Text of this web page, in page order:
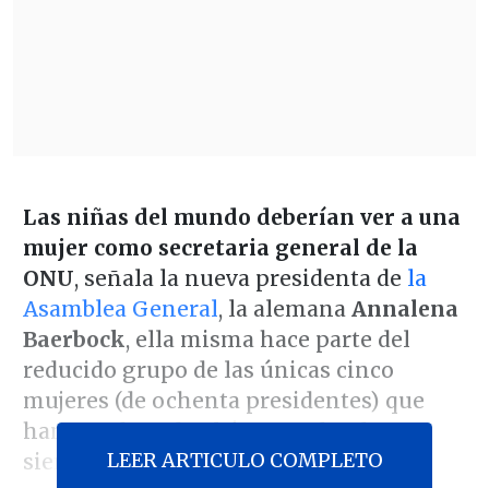
Las niñas del mundo deberían ver a una
mujer como secretaria general de la
ONU, señala la nueva presidenta de la
Asamblea General, la alemana Annalena
Baerbock, ella misma hace parte del
reducido grupo de las únicas cinco
mujeres (de ochenta presidentes) que
han encabezado el órgano, donde se
sientan los 193 estados de la ONU.
LEER ARTICULO COMPLETO